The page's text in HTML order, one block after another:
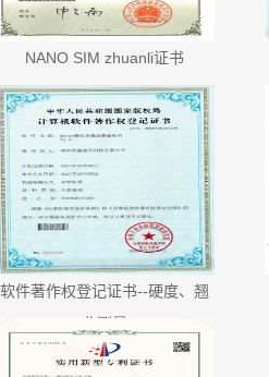
NANO SIM zhuanli证书
软件著作权登记证书--硬度、翘
曲测量